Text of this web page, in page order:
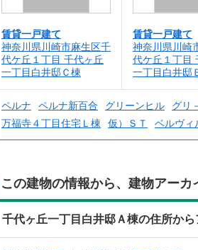
賃貸一戸建て
神奈川県川崎市麻生区千
代ケ丘１丁目 千代ヶ丘
一丁目白井邸Ｃ棟
賃貸一戸建て
神奈川県川崎
代ケ丘１丁目
一丁目白井邸
ペルナ ペルナ新百合 グリーンヒル グリ
万福寺４丁目住宅Ｌ棟
仮）ＳＴ ベルヴィ
この建物の情報から、建物アーカ
千代ヶ丘一丁目白井邸Ａ棟の住所か